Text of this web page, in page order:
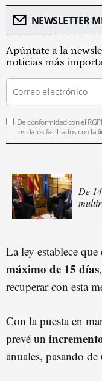
NEWSLETTER
Apúntate a la
noticias más
De conformidad con el
los datos facilitados con la
De
La ley establece
máximo de 15 días
recuperar con esta
Con la puesta en
prevé un
anuales, pasando de